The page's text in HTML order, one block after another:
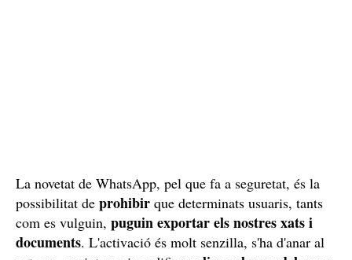
La novetat de WhatsApp, pel que fa a seguretat, és la
possibilitat de prohibir que determinats usuaris, tants
com es vulguin, puguin exportar els nostres xats i
documents. L'activació és molt senzilla, s'ha d'anar al